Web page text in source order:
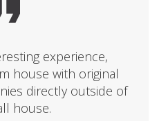
experience,
house with original
directly outside of
house.